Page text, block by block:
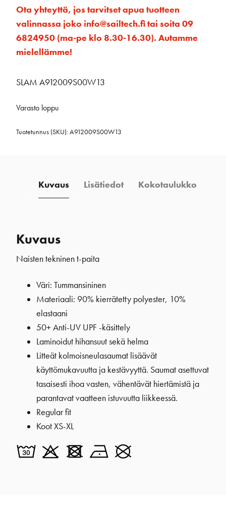
Ota yhteyttä, jos tarvitset apua tuotteen
valinnassa joko info@sailtech.fi tai soita 09
6824950 (ma-pe klo 8.30-16.30). Autamme
mielellämme!
SLAM A912009S00W13
Varasto loppu
Tuotetunnus (SKU):A912009S00W13
Kuvaus Lisätiedot Kokotaulukko
Kuvaus
Naisten tekninen t-paita
Väri: Tummansininen
Materiaali: 90% kierrätetty polyester, 10%
elastaani
50+ Anti-UV UPF -käsittely
Laminoidut hihansuut sekä helma
Litteät kolmoisneulasaumat lisäävät
käyttömukavuutta ja kestävyyttä. Saumat asettuvat
tasaisesti ihoa vasten, vähentävät hiertämistä ja
parantavat vaatteen istuvuutta liikkeessä.
Regular fit
Koot XS-XL